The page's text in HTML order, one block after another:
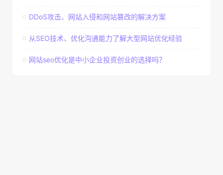
DDoS攻击、网站入侵和网站篡改的解决方案
从SEO技术、优化沟通能力了解大型网站优化经验
网站seo优化是中小企业投资创业的选择吗？